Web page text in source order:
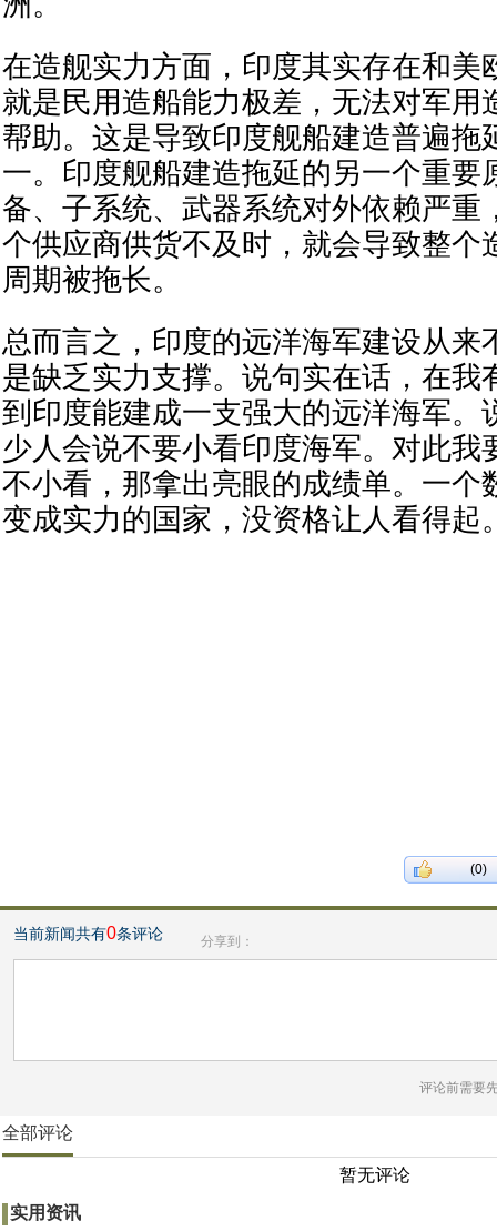
在造舰实力方面，印度其实存在和美
就是民用造船能力极差，无法对军用
帮助。这是导致印度舰船建造普遍拖
一。印度舰船建造拖延的另一个重要
备、子系统、武器系统对外依赖严重
个供应商供货不及时，就会导致整个
周期被拖长。
总而言之，印度的远洋海军建设从来
是缺乏实力支撑。说句实在话，在我
到印度能建成一支强大的远洋海军。
少人会说不要小看印度海军。对此我
不小看，那拿出亮眼的成绩单。一个
变成实力的国家，没资格让人看得起
(0)
当前新闻共有0条评论 分享到：
评论前需要
全部评论
暂无评论
实用资讯